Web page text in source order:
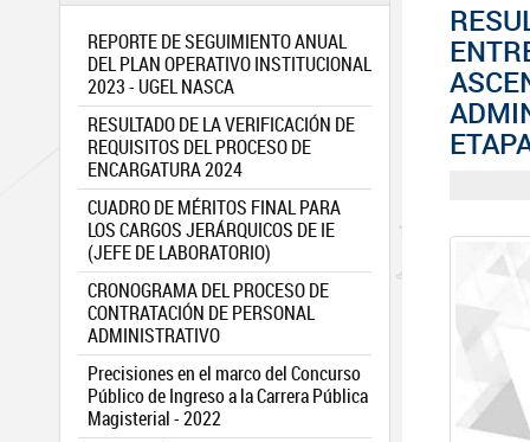
REPORTE DE SEGUIMIENTO ANUAL
DEL PLAN OPERATIVO INSTITUCIONAL
2023 - UGEL NASCA
RESULTADO DE LA VERIFICACIÓN DE
REQUISITOS DEL PROCESO DE
ENCARGATURA 2024
CUADRO DE MÉRITOS FINAL PARA
LOS CARGOS JERÁRQUICOS DE IE
(JEFE DE LABORATORIO)
CRONOGRAMA DEL PROCESO DE
CONTRATACIÓN DE PERSONAL
ADMINISTRATIVO
Precisiones en el marco del Concurso
Público de Ingreso a la Carrera Pública
Magisterial - 2022